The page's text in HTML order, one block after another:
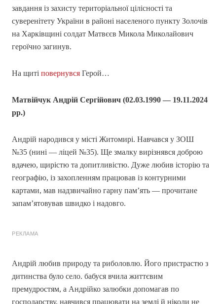
завдання із захисту територіальної цілісності та
суверенітету України в районі населеного пункту Золочів
на Харківщині солдат Матвєєв Микола Миколайович
героїчно загинув.
На щиті повернувся Герой…
Матвійчук Андрій Сергійович (02.03.1990 — 19.11.2024
рр.)
Андрій народився у місті Житомирі. Навчався у ЗОШ
№35 (нині — ліцей №35). Ще змалку вирізнявся доброю
вдачею, щирістю та допитливістю. Дуже любив історію та
географію, із захопленням працював із контурними
картами, мав надзвичайно гарну пам’ять — прочитане
запам’ятовував швидко і надовго.
РЕКЛАМА
Андрій любив природу та риболовлю. Його пристрастю з
дитинства було село. бабуся вчила життєвим
премудростям, а Андрійко залюбки допомагав по
господарству, навчився працювати на землі й ніколи не